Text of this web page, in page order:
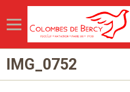
Page d'accueil
IMG_0752